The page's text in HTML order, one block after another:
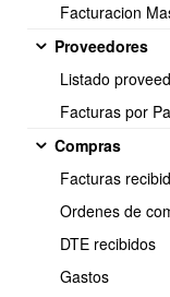
Facturacion
Proveedores
Listado
Facturas por
Compras
Facturas
Ordenes de
DTE recibidos
Gastos
Descripción:
Permite iniciar una
final, cantidad a
observaciones.
Características
Generación
Carga de la Lista
Preparación de
Registro del
produccion,